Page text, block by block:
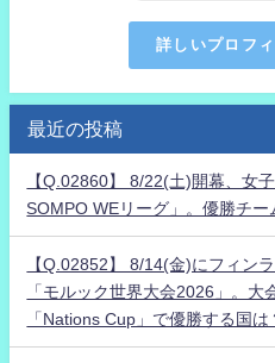
詳しいプロフ
最近の投稿
【Q.02860】 8/22(土)開幕、女
SOMPO WEリーグ」。優勝チー
【Q.02852】 8/14(金)にフィン
「モルック世界大会2026」。
「Nations Cup」で優勝する国は